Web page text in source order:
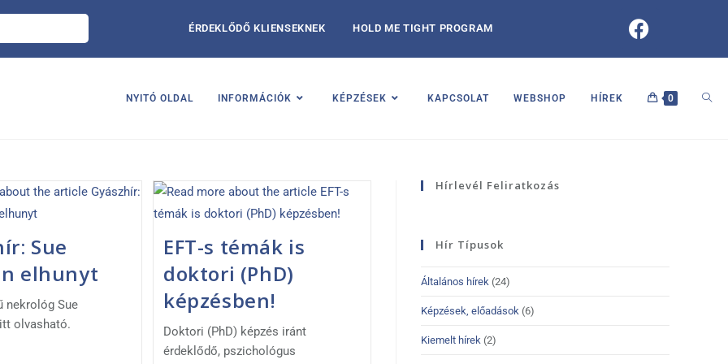
ÉRDEKLŐDŐ KLIENSEKNEK HOLD ME TIGHT PROGRAM
NYITÓ OLDAL INFORMÁCIÓK KÉPZÉSEK KAPCSOLAT WEBSHOP HÍREK 0
Sue
elhunyt
nekrológ Sue
olvasható.
EFT-s témák is
doktori (PhD)
képzésben!
Doktori (PhD) képzés iránt
érdeklődő, pszichológus
Hírlevél Feliratkozás
Hír Típusok
Általános hírek (24)
Képzések, előadások (6)
Kiemelt hírek (2)